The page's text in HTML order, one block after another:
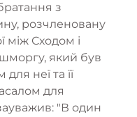
з
розчленовану
між Сходом і
який був
неї та її
для
"В один